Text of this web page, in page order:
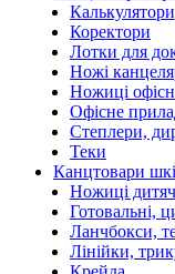
Калькулятори
Коректори
Лотки для
Ножі
Ножиці
Офісне
Степлери,
Теки
Канцтовари
Ножиці
Готовальні,
Ланчбокси,
Лінійки,